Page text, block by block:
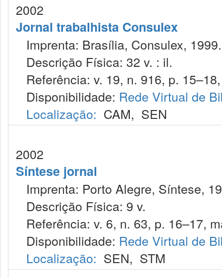
2002
Jornal trabalhista Consulex
Imprenta: Brasília, Consulex, 1999.
Descrição Física: 32 v. : il.
Referência: v. 19, n. 916, p.
Disponibilidade: Rede Virtual de
Localização: CAM, SEN
2002
Síntese jornal
Imprenta: Porto Alegre, Síntese,
Descrição Física: 9 v.
Referência: v. 6, n. 63, p. 16–17,
Disponibilidade: Rede Virtual de
Localização: SEN, STM